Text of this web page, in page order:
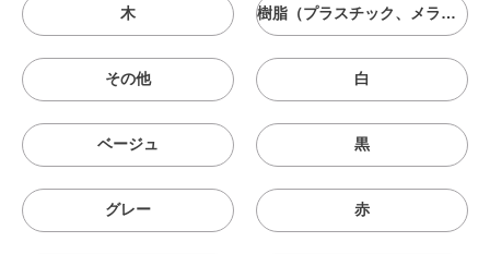
木 樹脂（プラスチック、メラニン、シリコン等）
その他 白
ベージュ 黒
グレー 赤